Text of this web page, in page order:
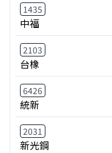
1435
中福
2103
台橡
6426
統新
2031
新光鋼